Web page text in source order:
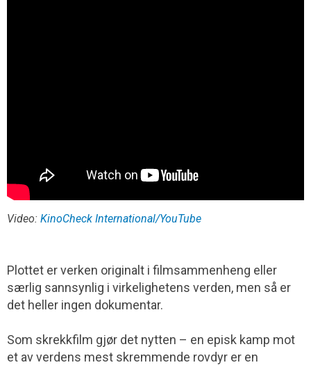
Video: KinoCheck International/YouTube
Plottet er verken originalt i filmsammenheng eller
særlig sannsynlig i virkelighetens verden, men så er
det heller ingen dokumentar.
Som skrekkfilm gjør det nytten – en episk kamp mot
et av verdens mest skremmende rovdyr er en